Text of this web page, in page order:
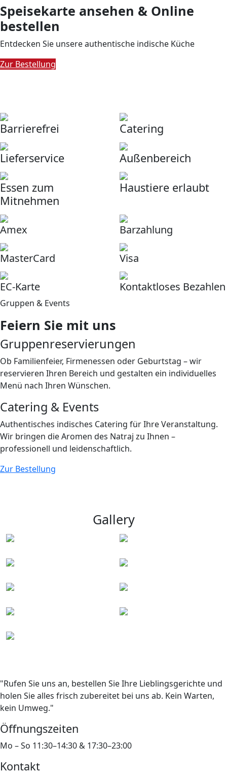
Speisekarte ansehen & Online
bestellen
Entdecken Sie unsere authentische indische Küche
Zur Bestellung
Barrierefrei
Catering
Lieferservice
Außenbereich
Essen zum
Mitnehmen
Haustiere erlaubt
Amex Barzahlung
MasterCard Visa
EC-Karte Kontaktloses Bezahlen
Gruppen & Events
Feiern Sie mit uns
Gruppenreservierungen
Ob Familienfeier, Firmenessen oder Geburtstag – wir
reservieren Ihren Bereich und gestalten ein individuelles
Menü nach Ihren Wünschen.
Catering & Events
Authentisches indisches Catering für Ihre Veranstaltung.
Wir bringen die Aromen des Natraj zu Ihnen –
professionell und leidenschaftlich.
Zur Bestellung
Gallery
"Rufen Sie uns an, bestellen Sie Ihre Lieblingsgerichte und
holen Sie alles frisch zubereitet bei uns ab. Kein Warten,
kein Umweg."
Öffnungszeiten
Mo – So 11:30–14:30 & 17:30–23:00
Kontakt